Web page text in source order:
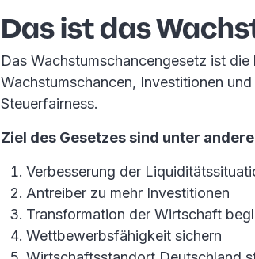
Das ist das
Das Wachstumschancengesetz ist
Wachstumschancen, Investitionen
Steuerfairness.
Ziel des Gesetzes sind unter
Verbesserung der
Antreiber zu mehr Investitionen
Transformation der Wirtschaft
Wettbewerbsfähigkeit sichern